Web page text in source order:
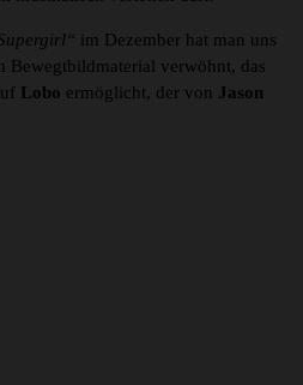
im Dezember hat man uns
Bewegtbildmaterial verwöhnt, das
Lobo ermöglicht, der von Jason